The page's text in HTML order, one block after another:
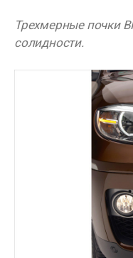
Трехмерные почки
солидности.